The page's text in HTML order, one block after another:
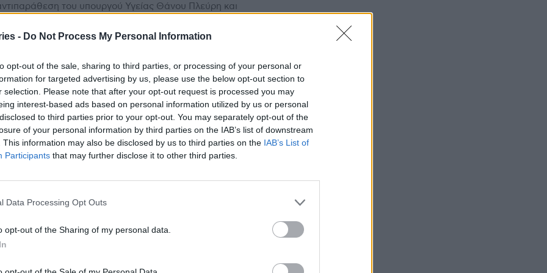
- Do Not Process My Personal Information
opt-out of the sale, sharing to third parties, or processing of your personal or
for targeted advertising by us, please use the below opt-out section to
selection. Please note that after your opt-out request is processed you may
interest-based ads based on personal information utilized by us or personal
to third parties prior to your opt-out. You may separately opt-out of the
of your personal information by third parties on the IAB’s list of downstream
This information may also be disclosed by us to third parties on the IAB’s List of
Participants that may further disclose it to other third parties.
Data Processing Opt Outs
opt-out of the Sharing of my personal data.
του υπουργού Υγείας Θάνου Πλεύρη και
Βουλή
8 Φεβρουαρίου 2022
ήταν η αντιπαράθεση μεταξύ του υπουργού Υγείας
Πλεύρη και του βουλευτή του ΣΥΡΙΖΑ Ανδρέα Ξανθού
νοσοκομειακή και φαρμακευτική κάλυψη των...
Α. Ξανθού – Νέα συνέλευση
εργαζομένων
θα συζητηθεί η απόφαση της κυβέρνησης να
σε mega εμβολιαστικό κέντρο για παιδιά το